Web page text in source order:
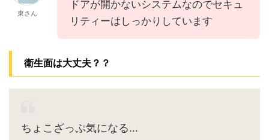
東さん
ドアが開かないシステムなのでセキュ
リティーはしっかりしています
衛生面は大丈夫？？
ちょこざっぷ気になる…